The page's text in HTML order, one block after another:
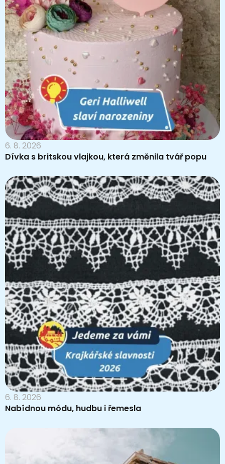
6. 8. 2026
Dívka s britskou vlajkou, která změnila tvář popu
6. 8. 2026
Nabídnou módu, hudbu i řemesla